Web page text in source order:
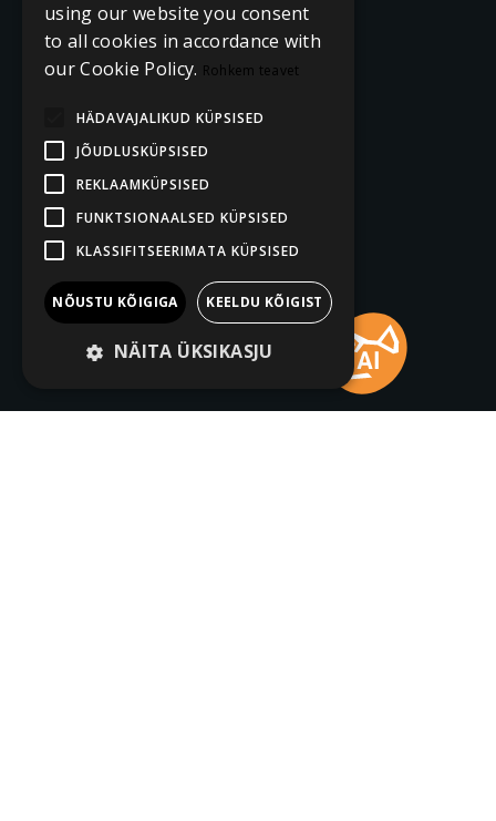
using our website you consent
to all cookies in accordance with
our Cookie Policy. Rohkem teavet
HÄDAVAJALIKUD KÜPSISED
JÕUDLUSKÜPSISED
REKLAAMKÜPSISED
FUNKTSIONAALSED KÜPSISED
KLASSIFITSEERIMATA KÜPSISED
NÕUSTU KÕIGIGA KEELDU KÕIGIST
NÄITA ÜKSIKASJU